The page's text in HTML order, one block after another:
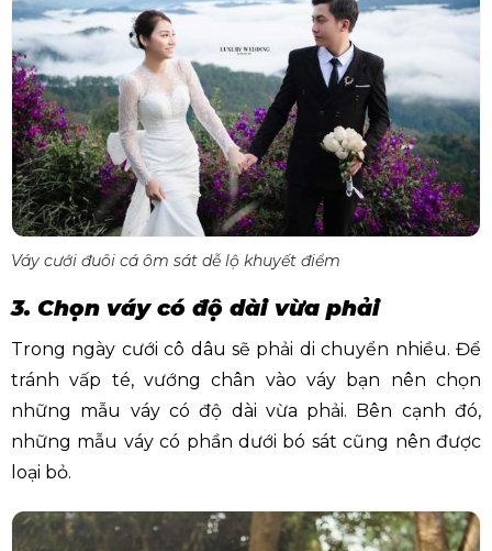
Váy cưới đuôi cá ôm sát dễ lộ khuyết điểm
3. Chọn váy có độ dài vừa phải
Trong ngày cưới cô dâu sẽ phải di chuyển nhiều. Để
tránh vấp té, vướng chân vào váy bạn nên chọn
những mẫu váy có độ dài vừa phải. Bên cạnh đó,
những mẫu váy có phần dưới bó sát cũng nên được
loại bỏ.